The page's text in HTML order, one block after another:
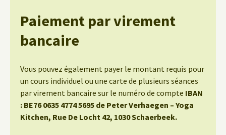
Paiement par virement
bancaire
Vous pouvez également payer le montant requis pour
un cours individuel ou une carte de plusieurs séances
par virement bancaire sur le numéro de compte IBAN
: BE76 0635 4774 5695 de Peter Verhaegen – Yoga
Kitchen, Rue De Locht 42, 1030 Schaerbeek.